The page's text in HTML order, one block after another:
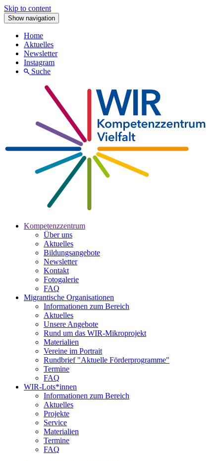
Skip to content
Show navigation
Home
Aktuelles
Newsletter
Instagram
Suche
Kompetenzzentrum
Über uns
Aktuelles
Bildungsangebote
Newsletter
Kontakt
Fotogalerie
FAQ
Migrantische Organisationen
Informationen zum Bereich
Aktuelles
Unsere Angebote
Rund um das WIR-Mikroprojekt
Materialien
Vereine im Portrait
Rundbrief "Aktuelle Förderprogramme"
Termine
FAQ
WIR-Lots*innen
Informationen zum Bereich
Aktuelles
Projekte
Service
Materialien
Termine
FAQ